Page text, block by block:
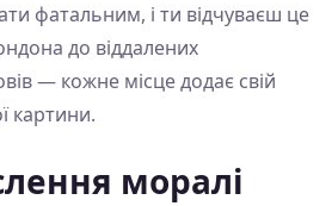
фатальним, і ти відчуваєш це
до віддалених
— кожне місце додає свій
картини.
моралі